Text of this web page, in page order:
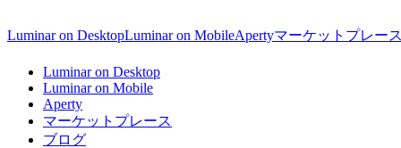
Luminar on DesktopLuminar on MobileApertyマーケットプレース
Luminar on Desktop
Luminar on Mobile
Aperty
マーケットプレース
ブログ